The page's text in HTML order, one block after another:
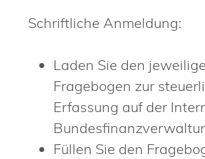
Schriftliche Anmeldung:
Laden Sie den
Fragebogen zur
Erfassung auf der
Füllen Sie den